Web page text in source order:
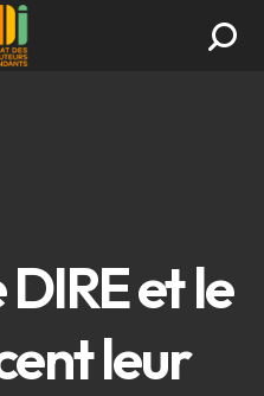
DIRE et le
leur